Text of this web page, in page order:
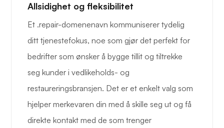
Allsidighet og fleksibilitet
Et .repair-domenenavn kommuniserer tydelig
ditt tjenestefokus, noe som gjør det perfekt for
bedrifter som ønsker å bygge tillit og tiltrekke
seg kunder i vedlikeholds- og
restaureringsbransjen. Det er et enkelt valg som
hjelper merkevaren din med å skille seg ut og få
direkte kontakt med de som trenger